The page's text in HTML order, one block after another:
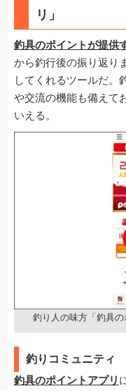
リ」
釣具のポイントが提供
から釣行後の振り返り
してくれるツールだ。
や交流の機能も備えて
いえる。
釣り人の味方「釣具の
釣りコミュニティ
釣具のポイントアプリ